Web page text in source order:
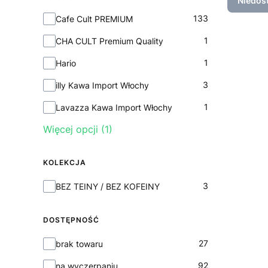
Marka
Cafe Cult PREMIUM 133
CHA CULT Premium Quality 1
Hario 1
illy Kawa Import Włochy 3
Lavazza Kawa Import Włochy 1
Więcej opcji (1)
KOLEKCJA
Kolekcja
BEZ TEINY / BEZ KOFEINY 3
DOSTĘPNOŚĆ
Dostępność
brak towaru 27
na wyczerpaniu 92